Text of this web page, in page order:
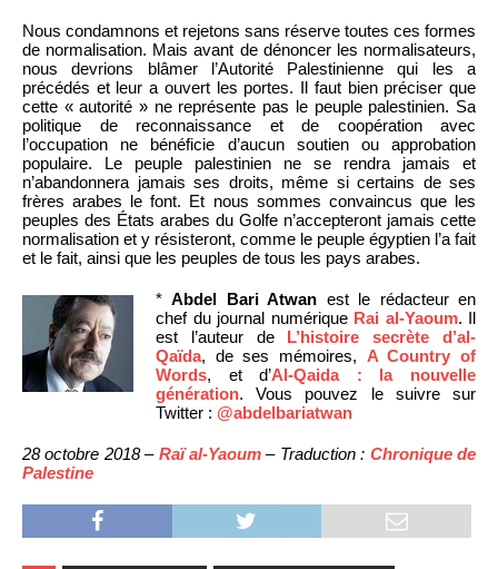
Nous condamnons et rejetons sans réserve toutes ces formes
de normalisation. Mais avant de dénoncer les normalisateurs,
nous devrions blâmer l’Autorité Palestinienne qui les a
précédés et leur a ouvert les portes. Il faut bien préciser que
cette « autorité » ne représente pas le peuple palestinien. Sa
politique de reconnaissance et de coopération avec
l’occupation ne bénéficie d’aucun soutien ou approbation
populaire. Le peuple palestinien ne se rendra jamais et
n’abandonnera jamais ses droits, même si certains de ses
frères arabes le font. Et nous sommes convaincus que les
peuples des États arabes du Golfe n’accepteront jamais cette
normalisation et y résisteront, comme le peuple égyptien l’a fait
et le fait, ainsi que les peuples de tous les pays arabes.
*Abdel Bari Atwan est le rédacteur en
chef du journal numérique Rai al-Yaoum. Il
est l’auteur de L’histoire secrète d’al-
Qaïda, de ses mémoires, A Country of
Words, et d’Al-Qaida : la nouvelle
génération. Vous pouvez le suivre sur
Twitter : @abdelbariatwan
28 octobre 2018 – Raï al-Yaoum – Traduction : Chronique de
Palestine